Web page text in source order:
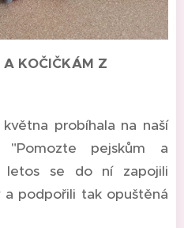
KOČIČKÁM Z
probíhala na naší
pejskům a
letos se do ní zapojili
podpořili tak opuštěná